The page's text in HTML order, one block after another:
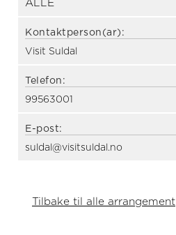
ALLE
Kontaktperson(ar):
Visit Suldal
Telefon:
99563001
E-post:
suldal@visitsuldal.no
Tilbake til alle arrangement